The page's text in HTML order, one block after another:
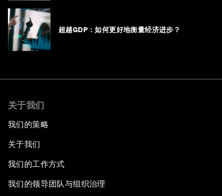
超越GDP：如何更好地衡量经济进步？
关于我们
我们的策略
关于我们
我们的工作方式
我们的领导团队与组织治理